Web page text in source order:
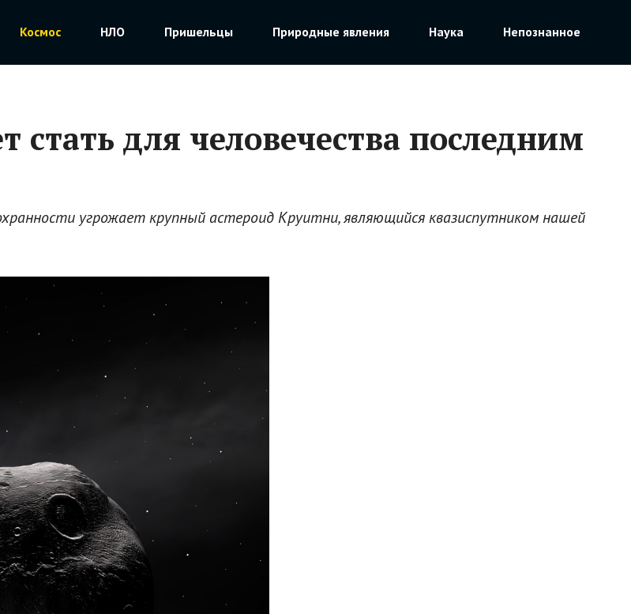
Космос НЛО Пришельцы Природные явления Наука Непознанное
для человечества последним
угрожает крупный астероид Круитни, являющийся квазиспутником нашей